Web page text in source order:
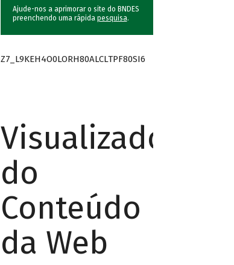
Ajude-nos a aprimorar o site do BNDES
preenchendo uma rápida pesquisa.
Z7_L9KEH4O0LORH80ALCLTPF80SI6
Visualizador
do
Conteúdo
da Web